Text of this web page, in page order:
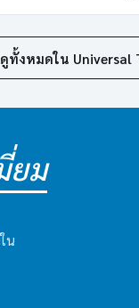
ดูทั้งหมดใน Universal
ยม
น